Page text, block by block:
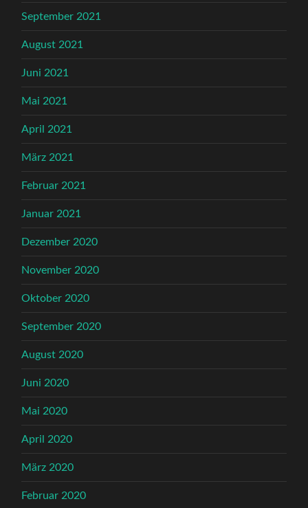
September 2021
August 2021
Juni 2021
Mai 2021
April 2021
März 2021
Februar 2021
Januar 2021
Dezember 2020
November 2020
Oktober 2020
September 2020
August 2020
Juni 2020
Mai 2020
April 2020
März 2020
Februar 2020